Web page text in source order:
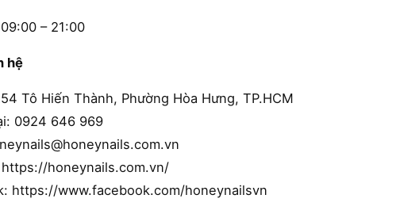
– 21:00
hệ
Tô Hiến Thành, Phường Hòa Hưng, TP.HCM
0924 646 969
honeynails.com.vn/
https://www.facebook.com/honeynailsvn